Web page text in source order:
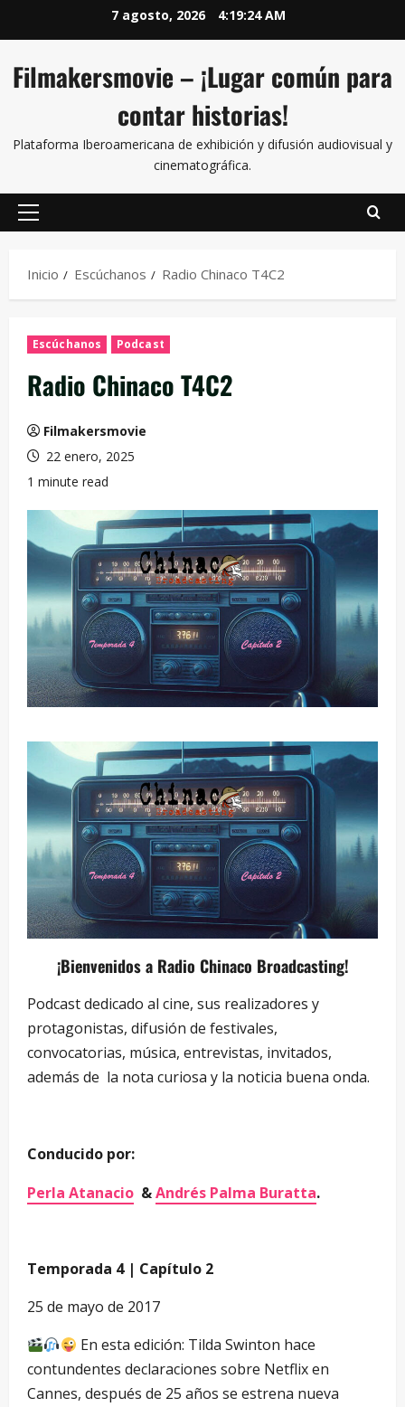
7 agosto, 2026 4:19:25 AM
Filmakersmovie – ¡Lugar común para
contar historias!
Plataforma Iberoamericana de exhibición y difusión audiovisual y
cinematográfica.
Inicio Escúchanos Radio Chinaco T4C2
Escúchanos Podcast
Radio Chinaco T4C2
Filmakersmovie
22 enero, 2025
1 minute read
¡Bienvenidos a Radio Chinaco Broadcasting!
Podcast dedicado al cine, sus realizadores y
protagonistas, difusión de festivales,
convocatorias, música, entrevistas, invitados,
además de la nota curiosa y la noticia buena onda.
Conducido por:
Perla Atanacio &Andrés Palma Buratta.
Temporada 4 | Capítulo 2
25 de mayo de 2017
En esta edición: Tilda Swinton hace
contundentes declaraciones sobre Netflix en
Cannes, después de 25 años se estrena nueva